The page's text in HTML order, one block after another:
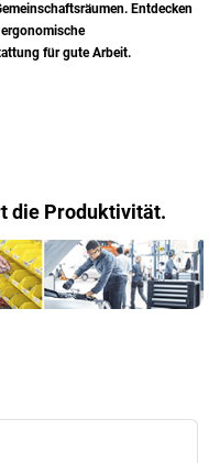
Entdecken
für gute Arbeit.
die Produktivität.